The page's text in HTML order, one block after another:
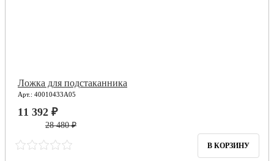
Ложка для подстаканника
Арт.: 40010433А05
11 392 ₽
28 480 ₽
В КОРЗИНУ